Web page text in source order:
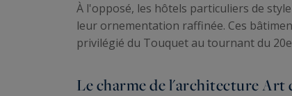
À l'opposé, les hôtels particuliers de
leur ornementation raffinée. Ces
privilégié du Touquet au tournant du 20e
Le charme de l'architecture Art